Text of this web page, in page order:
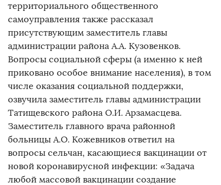
территориального общественного
самоуправления также рассказал
присутствующим заместитель главы
администрации района А.А. Кузовенков.
Вопросы социальной сферы (а именно к ней
приковано особое внимание населения), в том
числе оказания социальной поддержки,
озвучила заместитель главы администрации
Татищевского района О.И. Арзамасцева.
Заместитель главного врача районной
больницы А.О. Кожевников ответил на
вопросы сельчан, касающиеся вакцинации от
новой коронавирусной инфекции: «Задача
любой массовой вакцинации создание